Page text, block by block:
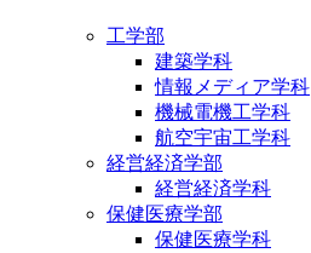
工学部
建築学科
情報メディア学科
機械電機工学科
航空宇宙工学科
経営経済学部
経営経済学科
保健医療学部
保健医療学科